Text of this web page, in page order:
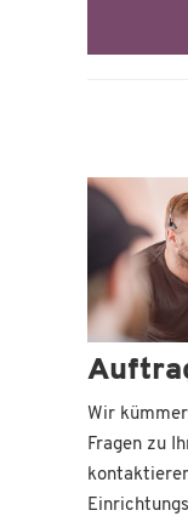
Wir
Fragen zu